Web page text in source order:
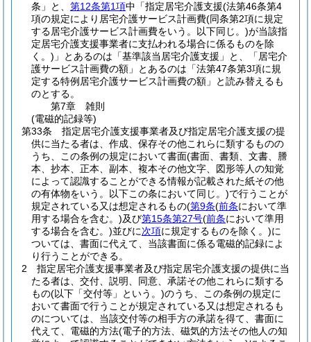
条」と、 第12条第1項中「指定居宅介護支援(法第46条第4
項の規定により居宅介護サービス計画費(同条第2項に規定
する居宅介護サービス計画費をいう。以下同じ。)が当該指
定居宅介護支援事業者に支払われる場合に係るものを除
く。) 」とあるのは「基準該当居宅介護支援」と、「居宅介
護サービス計画費の額」とあるのは「法第47条第3項に規
定する特例居宅介護サービス計画費の額」と読み替えるも
のとする。
第7章
雑則
(電磁的記録等)
第33条
指定居宅介護支援事業者及び指定居宅介護支援の提
供に当たる者は、作成、保存その他これらに類するものの
うち、この条例の規定において書面(書面、書類、文書、謄
本、抄本、正本、副本、複本その他文字、図形等人の知覚
によって認識することができる情報が記載された紙その他
の有体物をいう。以下この条において同じ。)で行うことが
規定されている又は想定されるもの(第9条(前条において準
用する場合を含む。)及び第15条第27号(前条において準用
する場合を含む。)並びに次項に規定するものを除く。)に
ついては、書面に代えて、当該書面に係る電磁的記録によ
り行うことができる。
2
指定居宅介護支援事業者及び指定居宅介護支援の提供に当
たる者は、交付、説明、同意、承諾その他これらに類する
もの(以下「交付等」という。)のうち、この条例の規定に
おいて書面で行うことが規定されている又は想定されるも
のについては、当該交付等の相手方の承諾を得て、書面に
代えて、電磁的方法(電子的方法、磁気的方法その他人の知